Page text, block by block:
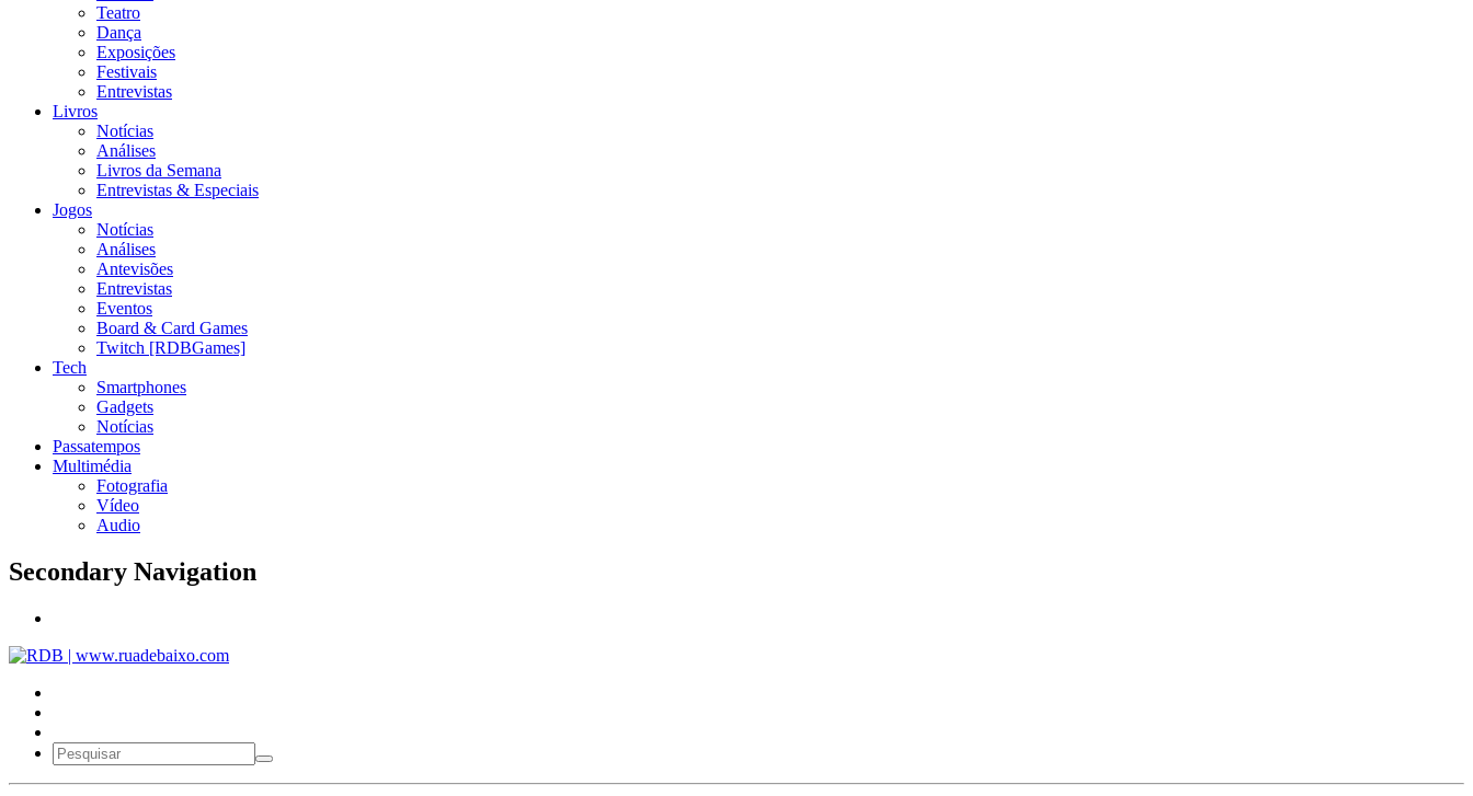
Teatro
Dança
Exposições
Festivais
Entrevistas
Livros
Notícias
Análises
Livros da Semana
Entrevistas & Especiais
Jogos
Notícias
Análises
Antevisões
Entrevistas
Eventos
Board & Card Games
Twitch [RDBGames]
Tech
Smartphones
Gadgets
Notícias
Passatempos
Multimédia
Fotografia
Vídeo
Audio
Secondary Navigation